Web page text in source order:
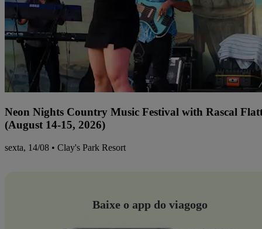
Neon Nights Country Music Festival with Rascal
(August 14-15, 2026)
sexta, 14/08 • Clay's Park Resort
Baixe o app do viagogo